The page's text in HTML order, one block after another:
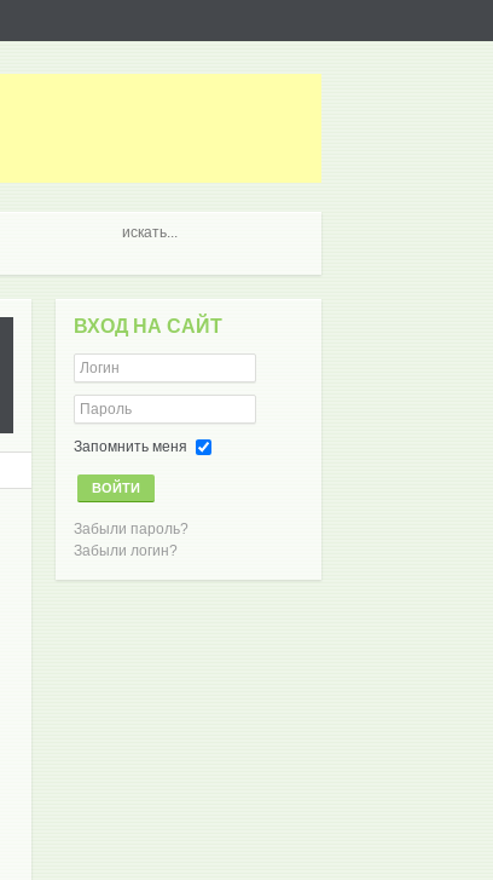
ВХОД НА САЙТ
Запомнить меня
ВОЙТИ
Забыли пароль?
Забыли логин?